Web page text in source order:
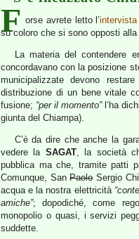
F orse avrete letto l’intervista
su coloro che si sono opposti
La materia del contendere
concordavano con la posizione
municipalizzate devono
distribuzione di un bene vitale
fusione; “per il momento”l’ha
giunta del Chiampa).
C’è da dire che anche la
vedere la SAGAT, la società
pubblica ma che, tramite patti
Comunque, SanPaoloSergio
acqua e la nostra elettricità
amiche”; dopodiché, come
monopolio o quasi, i servizi
suddette.